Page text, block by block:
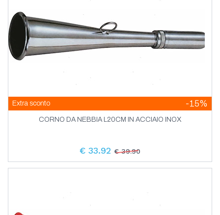
Extra sconto -15%
CORNO DA NEBBIA L20CM IN ACCIAIO INOX
€ 33.92 € 39.90